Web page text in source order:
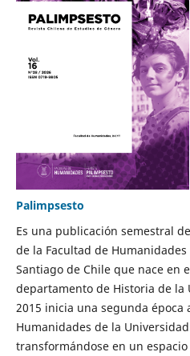
Palimpsesto
Es una publicación semestral
de la Facultad de
Santiago de Chile que nace en
departamento de Historia de la
2015 inicia una segunda época
Humanidades de la
transformándose en un